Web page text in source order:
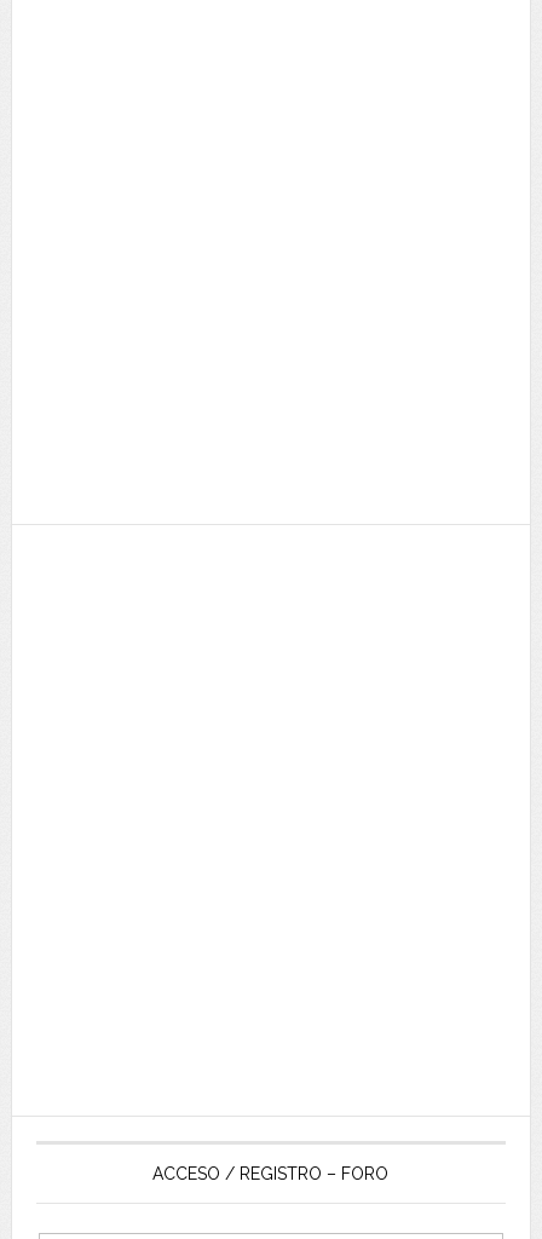
ACCESO / REGISTRO – FORO